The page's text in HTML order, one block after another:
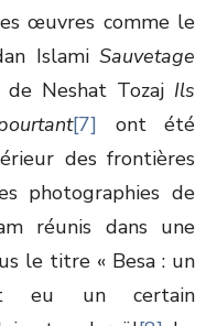
œuvres comme le
Islami Sauvetage
Neshat Tozaj Ils
[7] ont été
des frontières
photographies de
réunis dans une
le titre « Besa : un
eu un certain